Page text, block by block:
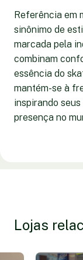
Referência em
sinônimo de
marcada pela
combinam
essência do
mantém-se à
inspirando
presença no
Lojas